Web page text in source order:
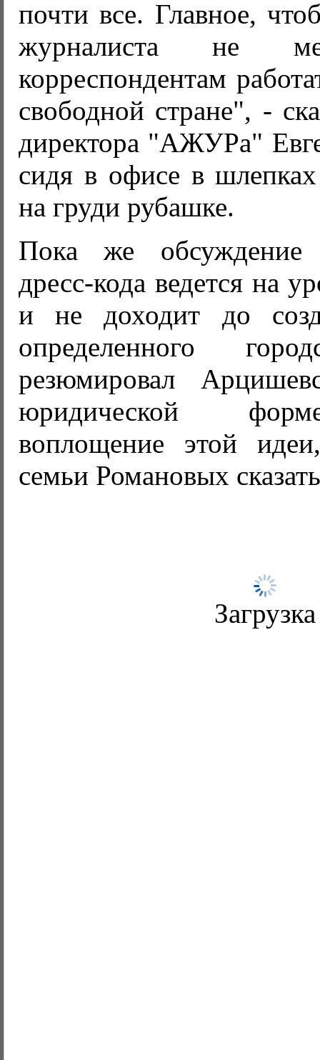
почти все. Главное,
журналиста не
корреспондентам
свободной стране", -
директора "АЖУРа"
сидя в офисе в шлепках
на груди рубашке.
Пока же обсуждение
дресс-кода ведется на
и не доходит до
определенного
резюмировал
юридической
воплощение этой идеи,
семьи Романовых
Загрузка